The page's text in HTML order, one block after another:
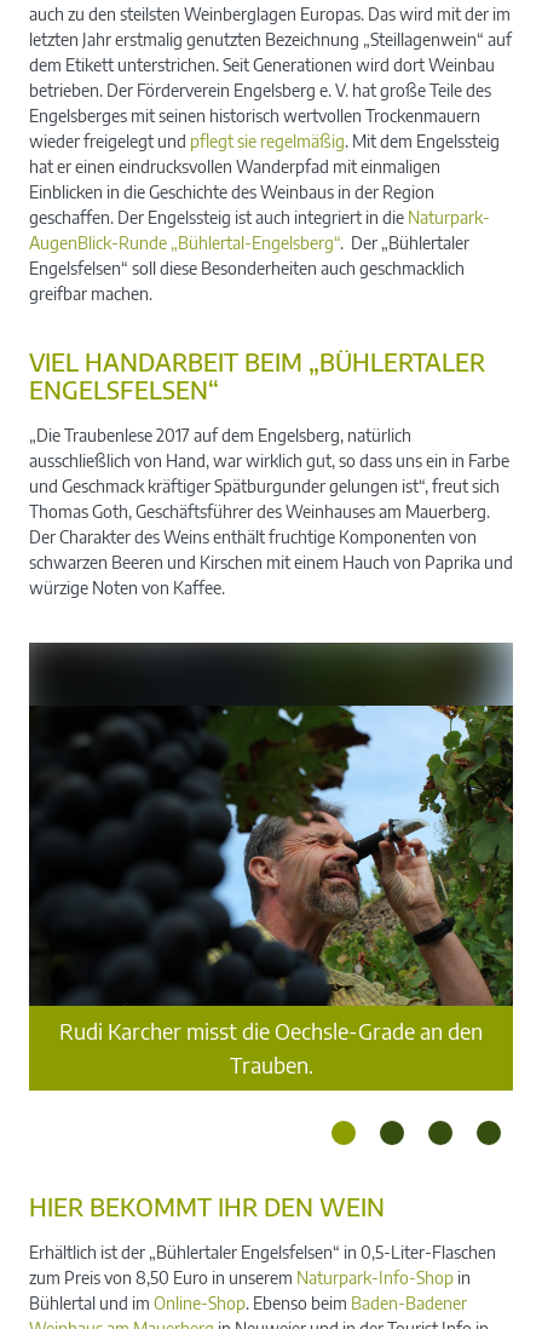
auch zu den steilsten Weinberglagen Europas. Das wird mit der im
letzten Jahr erstmalig genutzten Bezeichnung „Steillagenwein“ auf
dem Etikett unterstrichen. Seit Generationen wird dort Weinbau
betrieben. Der Förderverein Engelsberg e. V. hat große Teile des
Engelsberges mit seinen historisch wertvollen Trockenmauern
wieder freigelegt und pflegt sie regelmäßig. Mit dem Engelssteig
hat er einen eindrucksvollen Wanderpfad mit einmaligen
Einblicken in die Geschichte des Weinbaus in der Region
geschaffen. Der Engelssteig ist auch integriert in die Naturpark-
AugenBlick-Runde „Bühlertal-Engelsberg“. Der „Bühlertaler
Engelsfelsen“ soll diese Besonderheiten auch geschmacklich
greifbar machen.
VIEL HANDARBEIT BEIM „BÜHLERTALER
ENGELSFELSEN“
„Die Traubenlese 2017 auf dem Engelsberg, natürlich
ausschließlich von Hand, war wirklich gut, so dass uns ein in Farbe
und Geschmack kräftiger Spätburgunder gelungen ist“, freut sich
Thomas Goth, Geschäftsführer des Weinhauses am Mauerberg.
Der Charakter des Weins enthält fruchtige Komponenten von
schwarzen Beeren und Kirschen mit einem Hauch von Paprika und
würzige Noten von Kaffee.
Rudi Karcher misst die Oechsle-Grade an den
Trauben.
HIER BEKOMMT IHR DEN WEIN
Erhältlich ist der „Bühlertaler Engelsfelsen“ in 0,5-Liter-Flaschen
zum Preis von 8,50 Euro in unserem Naturpark-Info-Shop in
Bühlertal und im Online-Shop. Ebenso beim Baden-Badener